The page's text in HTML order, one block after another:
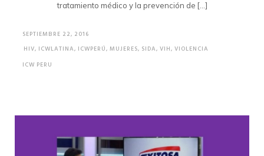
tratamiento médico y la prevención de […]
SEPTIEMBRE 22, 2016
HIV, ICWLATINA, ICWPERÚ, MUJERES, SIDA, VIH, VIOLENCIA
ICW PERU